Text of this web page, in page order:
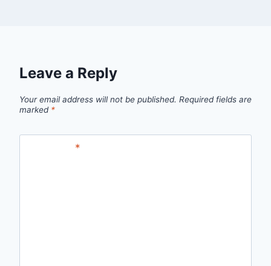
Leave a Reply
Your email address will not be published. Required fields are
marked *
*